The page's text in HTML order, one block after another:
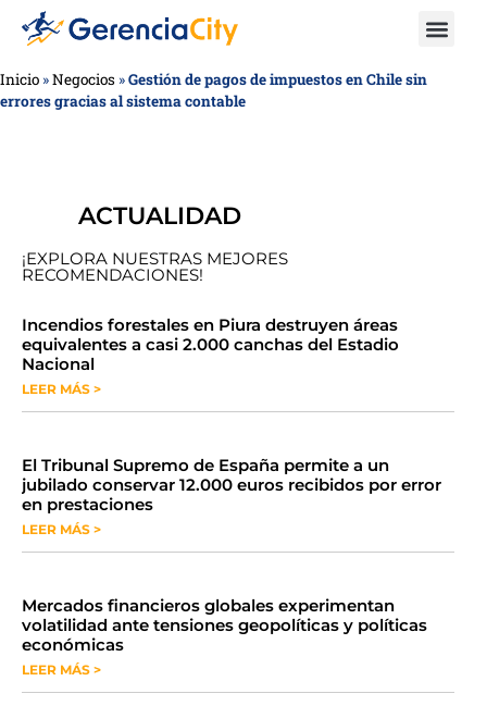
Inicio »Negocios »Gestión de pagos de impuestos en Chile sin
errores gracias al sistema contable
ACTUALIDAD
¡EXPLORA NUESTRAS MEJORES
RECOMENDACIONES!
​​​​Incendios forestales en Piura destruyen áreas
equivalentes a casi 2.000 canchas del Estadio
Nacional
LEER MÁS >
​El Tribunal Supremo de España permite a un
jubilado conservar 12.000 euros recibidos por error
en prestaciones
LEER MÁS >
Mercados financieros globales experimentan
volatilidad ante tensiones geopolíticas y políticas
económicas
LEER MÁS >